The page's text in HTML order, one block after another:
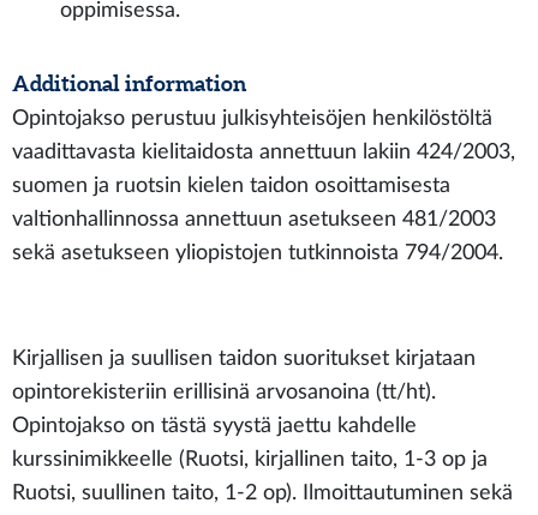
oppimisessa.
Additional information
Opintojakso perustuu julkisyhteisöjen henkilöstöltä
vaadittavasta kielitaidosta annettuun lakiin 424/2003,
suomen ja ruotsin kielen taidon osoittamisesta
valtionhallinnossa annettuun asetukseen 481/2003
sekä asetukseen yliopistojen tutkinnoista 794/2004.
Kirjallisen ja suullisen taidon suoritukset kirjataan
opintorekisteriin erillisinä arvosanoina (tt/ht).
Opintojakso on tästä syystä jaettu kahdelle
kurssinimikkeelle (Ruotsi, kirjallinen taito, 1-3 op ja
Ruotsi, suullinen taito, 1-2 op). Ilmoittautuminen sekä